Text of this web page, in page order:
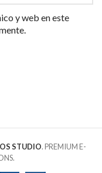
y web en este
STUDIO. PREMIUM E-